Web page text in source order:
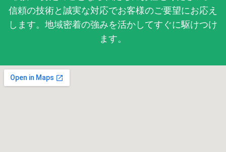
信頼の技術と誠実な対応でお客様のご要望にお応え
します。地域密着の強みを活かしてすぐに駆けつけ
ます。